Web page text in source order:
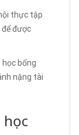
thực tập
để được
học bổng
nặng tài
học